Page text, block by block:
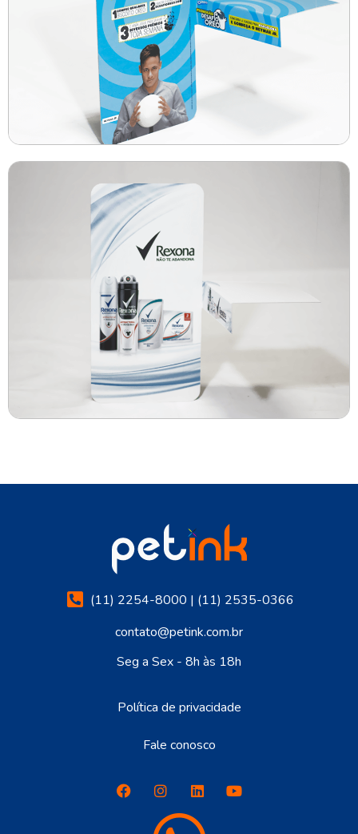
(11) 2254-8000 | (11) 2535-0366
contato@petink.com.br
Seg a Sex - 8h às 18h
Política de privacidade
Fale conosco